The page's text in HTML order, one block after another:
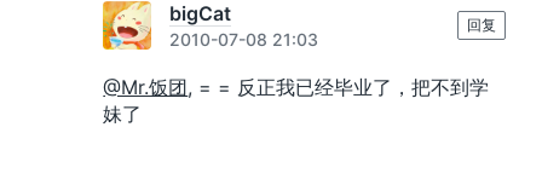
bigCat
2010-07-08 21:03
@Mr.饭团, = = 反正我已经毕业了，把不到学
妹了
回复